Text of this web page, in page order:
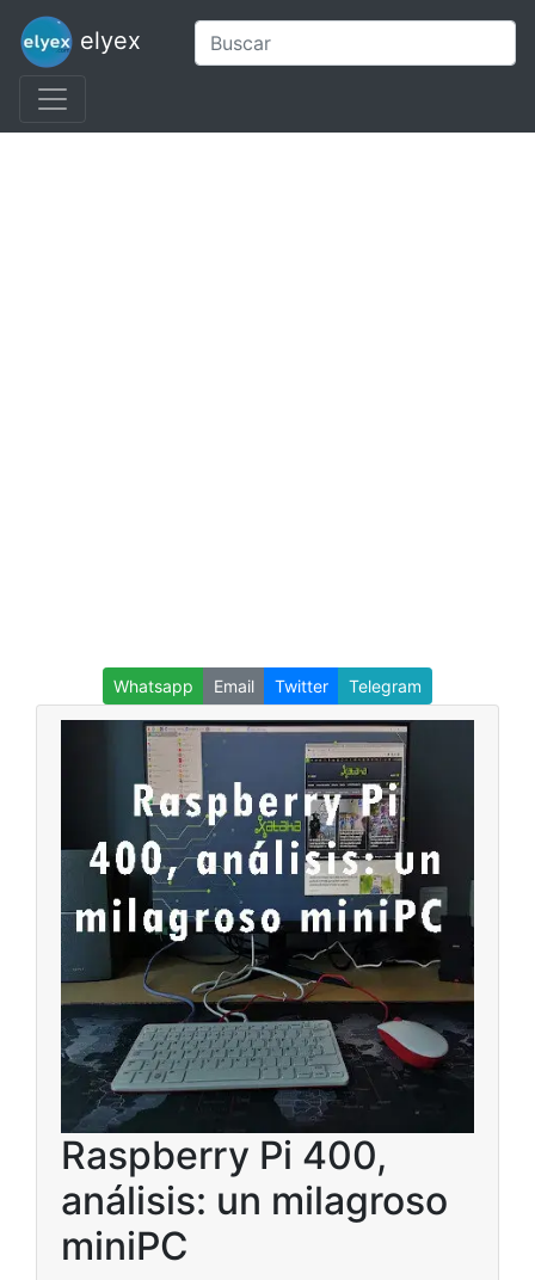
elyex
Whatsapp Email Twitter Telegram
Raspberry Pi 400,
análisis: un milagroso
miniPC